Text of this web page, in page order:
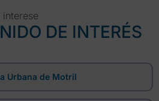
interese
DE INTERÉS
Urbana de Motril